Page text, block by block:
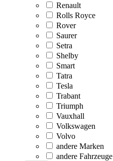
Renault
Rolls Royce
Rover
Saurer
Setra
Shelby
Smart
Tatra
Tesla
Trabant
Triumph
Vauxhall
Volkswagen
Volvo
andere Marken
andere Fahrzeuge